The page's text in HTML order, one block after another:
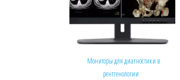
Мониторы для диагностики в
рентгенологии